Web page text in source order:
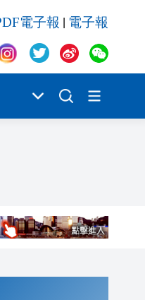
電子報 電子報